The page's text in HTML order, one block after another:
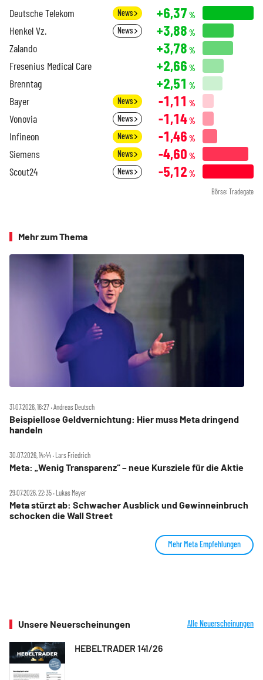
Deutsche Telekom News +6,37 %
Henkel Vz. News +3,88 %
Zalando +3,78 %
Fresenius Medical Care +2,66 %
Brenntag +2,51 %
Bayer News -1,11 %
Vonovia News -1,14%
Infineon News -1,46 %
Siemens News -4,60 %
Scout24 News -5,12 %
Börse: Tradegate
Mehr zum Thema
31.07.2026, 16:27 ‧ Andreas Deutsch
Beispiellose Geldvernichtung: Hier muss Meta dringend
handeln
30.07.2026, 14:44 ‧ Lars Friedrich
Meta: „Wenig Transparenz“ – neue Kursziele für die Aktie
29.07.2026, 22:35 ‧ Lukas Meyer
Meta stürzt ab: Schwacher Ausblick und Gewinneinbruch
schocken die Wall Street
Mehr Meta Empfehlungen
Unsere Neuerscheinungen Alle Neuerscheinungen
HEBELTRADER 141/26